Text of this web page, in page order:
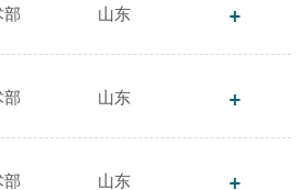
山东
山东
山东